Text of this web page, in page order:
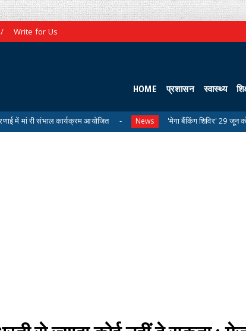
Write for Us
HOME प्रशासन स्वास्थ्य
आयोजित News 'मेगा बैंकिंग शिविर' 29 जून को नगर परिषद फलौदी